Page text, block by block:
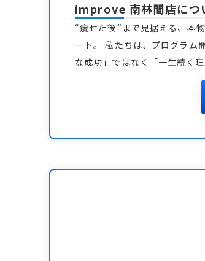
improve 南林間店につ
“痩せた後”まで見据える、本
ート。 私たちは、プログラム
な成功」ではなく「一生続く